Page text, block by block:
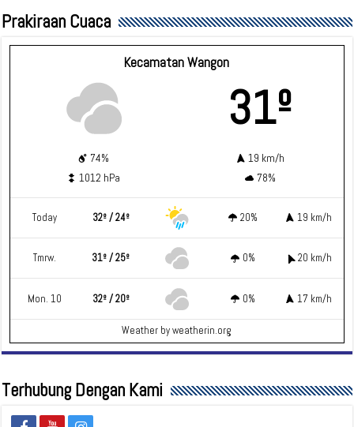
Prakiraan Cuaca
Kecamatan Wangon
31º
74%
19 km/h
1012 hPa
78%
Today 32º / 24º 20% 19 km/h
Tmrw. 31º / 25º 0% 20 km/h
Mon. 10 32º / 20º 0% 17 km/h
Weather by weatherin.org
Terhubung Dengan Kami